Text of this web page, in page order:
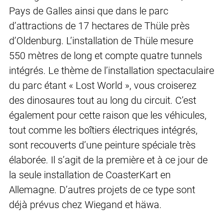
Pays de Galles ainsi que dans le parc
d’attractions de 17 hectares de Thüle près
d’Oldenburg. L’installation de Thüle mesure
550 mètres de long et compte quatre tunnels
intégrés. Le thème de l’installation spectaculaire
du parc étant « Lost World », vous croiserez
des dinosaures tout au long du circuit. C’est
également pour cette raison que les véhicules,
tout comme les boîtiers électriques intégrés,
sont recouverts d’une peinture spéciale très
élaborée. Il s’agit de la première et à ce jour de
la seule installation de CoasterKart en
Allemagne. D’autres projets de ce type sont
déjà prévus chez Wiegand et häwa.